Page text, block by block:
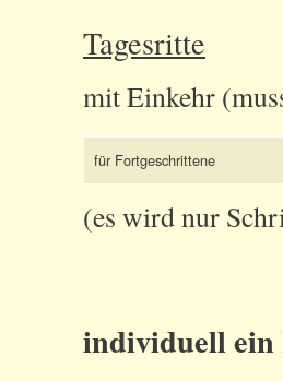
Tagesritte
mit Einkehr
für Fortgeschrittene
(es wird nur
individuell ein